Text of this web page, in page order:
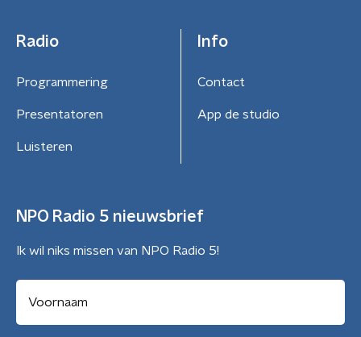
Radio
Programmering
Presentatoren
Luisteren
Info
Contact
App de studio
NPO Radio 5 nieuwsbrief
Ik wil niks missen van NPO Radio 5!